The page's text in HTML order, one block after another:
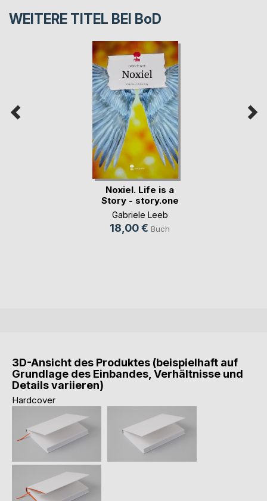
WEITERE TITEL BEI BoD
Noxiel. Life is a
Story - story.one
Gabriele Leeb
18,00 € Buch
3D-Ansicht des Produktes (beispielhaft auf
Grundlage des Einbandes, Verhältnisse und
Details variieren)
Hardcover